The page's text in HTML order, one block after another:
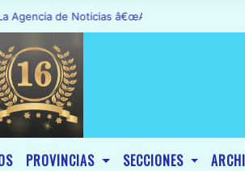
Noticias â€œA1 Noticiasâ€, fue declarada
PROVINCIAS SECCIONES